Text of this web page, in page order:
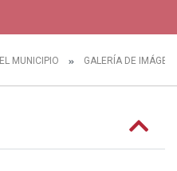
EL MUNICIPIO GALERÍA DE